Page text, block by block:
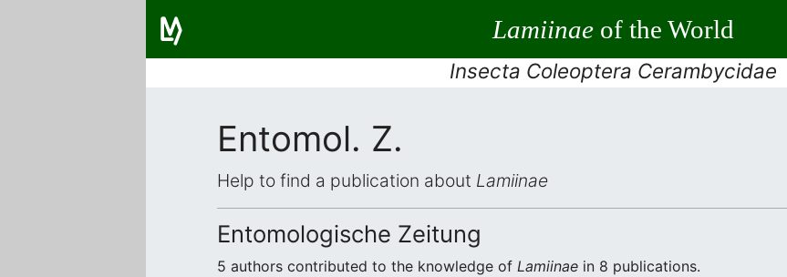
Lamiinaeof the World
Insecta Coleoptera Cerambycidae
Entomol. Z.
Help to find a publication about Lamiinae
Entomologische Zeitung
5 authors contributed to the knowledge of Lamiinae in 8 publications.